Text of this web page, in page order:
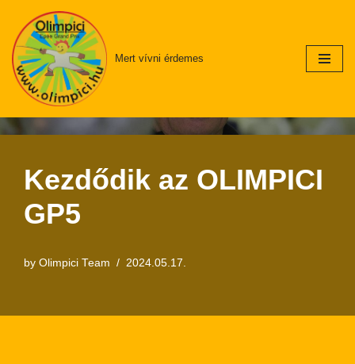
Skip
to
content
Mert vívni érdemes
Kezdődik az OLIMPICI
GP5
by Olimpici Team 2024.05.17.